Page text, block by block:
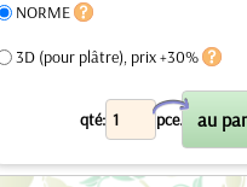
NORME
3D (pour plâtre), prix +30%
qté: pce.
X